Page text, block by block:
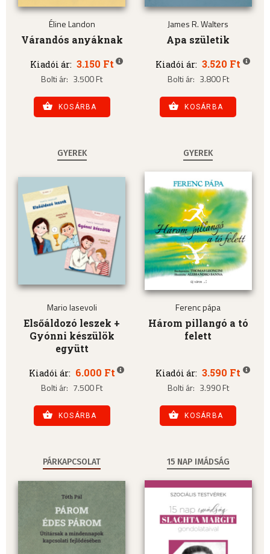
Éline Landon
Várandós anyáknak
Kiadói ár: 3.150 Ft
Bolti ár: 3.500 Ft
KOSÁRBA
James R. Walters
Apa születik
Kiadói ár: 3.520 Ft
Bolti ár: 3.800 Ft
KOSÁRBA
GYEREK
Mario Iasevoli
Elsőáldozó leszek +
Gyónni készülök
együtt
Kiadói ár: 6.000 Ft
Bolti ár: 7.500 Ft
KOSÁRBA
GYEREK
Ferenc pápa
Három pillangó a tó
felett
Kiadói ár: 3.590 Ft
Bolti ár: 3.990 Ft
KOSÁRBA
PÁRKAPCSOLAT 15 NAP IMÁDSÁG